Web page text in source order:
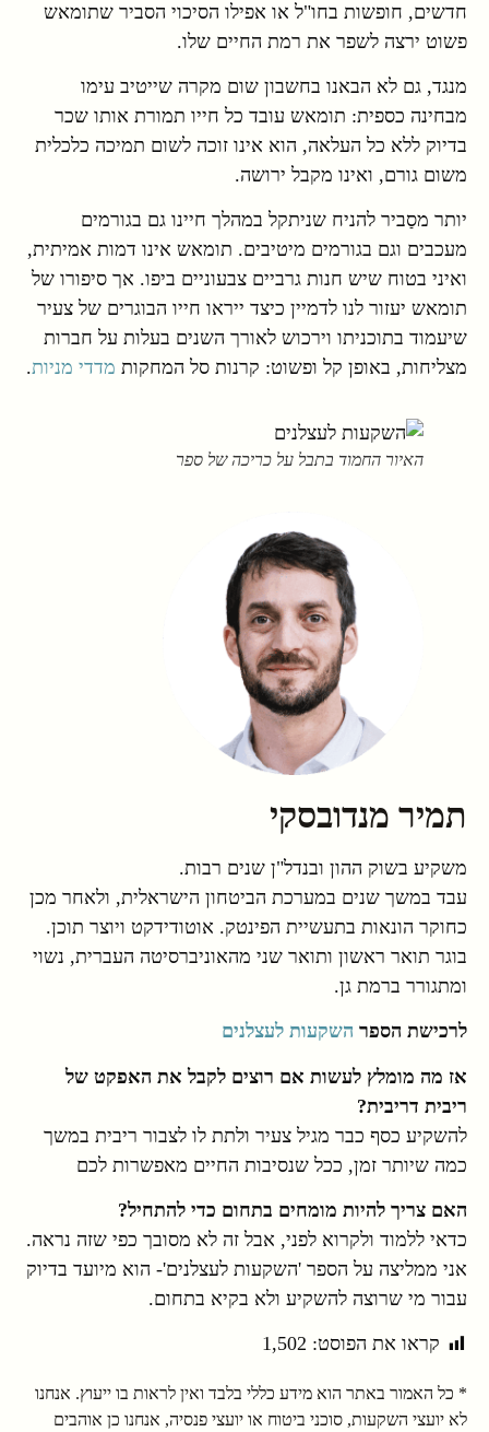
חדשים, חופשות בחו"ל או אפילו הסיכוי הסביר שתומאש
פשוט ירצה לשפר את רמת החיים שלו.
מנגד, גם לא הבאנו בחשבון שום מקרה שייטיב עימו
מבחינה כספית: תומאש עובד כל חייו תמורת אותו שכר
בדיוק ללא כל העלאה, הוא אינו זוכה לשום תמיכה כלכלית
משום גורם, ואינו מקבל ירושה.
יותר מסַביר להניח שניתקל במהלך חיינו גם בגורמים
מעכבים וגם בגורמים מיטיבים. תומאש אינו דמות אמיתית,
ואיני בטוח שיש חנות גרביים צבעוניים ביפו. אך סיפורו של
תומאש יעזור לנו לדמיין כיצד ייראו חייו הבוגרים של צעיר
שיעמוד בתוכניתו וירכוש לאורך השנים בעלות על חברות
מצליחות, באופן קל ופשוט: קרנות סל המחקות מדדי מניות.
האיור החמוד בתבל על כריכה של ספר
תמיר מנדובסקי
משקיע בשוק ההון ובנדל"ן שנים רבות.
עבד במשך שנים במערכת הביטחון הישראלית, ולאחר מכן
כחוקר הונאות בתעשיית הפינטק. אוטודידקט ויוצר תוכן.
בוגר תואר ראשון ותואר שני מהאוניברסיטה העברית, נשוי
ומתגורר ברמת גן.
לרכישת הספר השקעות לעצלנים
אז מה מומלץ לעשות אם רוצים לקבל את האפקט של
ריבית דריבית?
להשקיע כסף כבר מגיל צעיר ולתת לו לצבור ריבית במשך
כמה שיותר זמן, ככל שנסיבות החיים מאפשרות לכם
האם צריך להיות מומחים בתחום כדי להתחיל?
כדאי ללמוד ולקרוא לפני, אבל זה לא מסובך כפי שזה נראה.
אני ממליצה על הספר 'השקעות לעצלנים'- הוא מיועד בדיוק
עבור מי שרוצה להשקיע ולא בקיא בתחום.
קראו את הפוסט: 1,502
* כל האמור באתר הוא מידע כללי בלבד ואין לראות בו ייעוץ. אנחנו
לא יועצי השקעות, סוכני ביטוח או יועצי פנסיה, אנחנו כן אוהבים